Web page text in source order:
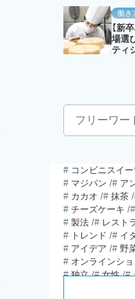
働き
【新
場選
ティ
コンビニスイー
マジパン
ア
カカオ
抹茶
チーズケーキ
製法
レスト
トレンド
イ
アイデア
野
オンラインシ
独立
女性
パウン